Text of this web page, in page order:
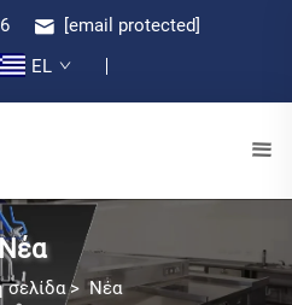
[email protected]
EL
σελίδα>Νέα